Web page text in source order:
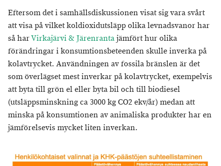
Eftersom det i samhällsdiskussionen visat sig vara svårt
att visa på vilket koldioxidutsläpp olika levnadsvanor har
så harVirkajärvi & Järenrantajämfört hur olika
förändringar i konsumtionsbeteenden skulle inverka på
kolavtrycket. Användningen av fossila bränslen är det
som överlägset mest inverkar på kolavtrycket, exempelvis
att byta till grön el eller byta bil och till biodiesel
(utsläppsminskning ca 3000 kg CO2 ekv/år) medan att
minska på konsumtionen av animaliska produkter har en
jämförelsevis mycket liten inverkan.